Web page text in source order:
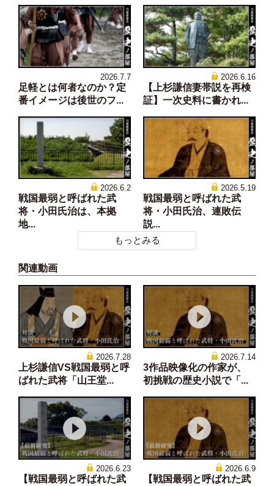
2026.7.7
足軽とは何者なのか？定
番イメージは後世のフ...
2026.6.16
【上杉謙信妻帯説を再検
証】一次史料に書かれ...
2026.6.2
戦国最弱と呼ばれた武
将・小田氏治は、本拠
地...
2026.5.19
戦国最弱と呼ばれた武
将・小田氏治、連敗伝
説...
もっとみる
関連動画
2026.7.28
上杉謙信VS戦国最弱と呼
ばれた武将「山王堂...
2026.7.14
3作品映像化の作家が、
初挑戦の歴史小説で「...
2026.6.23
【戦国最弱と呼ばれた武
2026.6.9
【戦国最弱と呼ばれた武